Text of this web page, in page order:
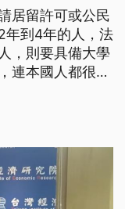
居留許可或公民
年到4年的人，法
，則要具備大學
連本國人都很難
條件不符而被驅